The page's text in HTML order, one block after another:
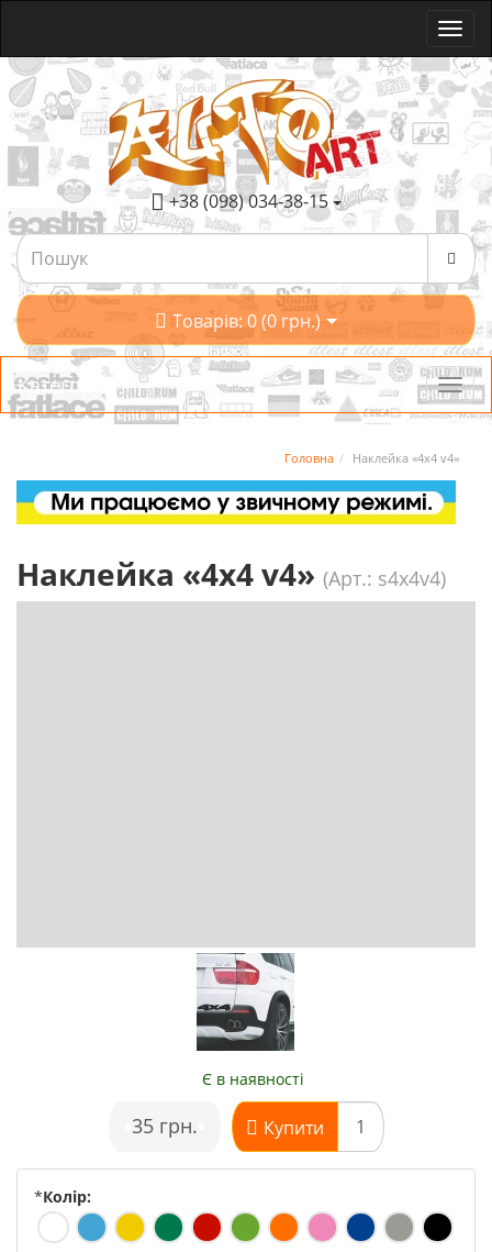
+38 (098) 034-38-15
Товарів: 0 (0 грн.)
Категорії
Головна Наклейка «4x4 v4»
Наклейка «4x4 v4» (Арт.: s4x4v4)
Є в наявності
35 грн. Купити
*Колір: